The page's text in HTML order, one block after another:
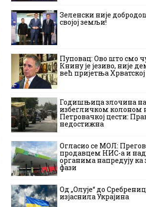
Зеленски није
својој земљи!
Пуповац: Ово што смо
Книну је језиво, није
већ пријетња Хрватској
Годишњица злочина
избегличком колоном
Петровачкој цести:
недостижна
Огласио се МОЛ:
продавцем НИС-а и
органима напредују ка
фази
Од „Олује“ до
изјаснила Украјина